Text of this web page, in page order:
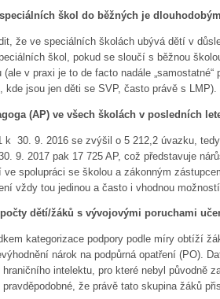
škol do běžných je
že ve speciálních školách ubývá dětí v
škol, pokud se sloučí s běžnou
v praxi je to de facto nadále „samostatné“
kde jsou jen děti se SVP, často právě s LMP).
(AP) ve všech školách v posledních
k 30. 9. 2016 se zvýšil o 5 212,2 úvazku,
9. 2017 pak 17 725 AP, což představuje
spolupráci se školou a zákonným
vždy tou jedinou a často i vhodnou
dětí/žáků s vývojovými poruchami
kategorizace podpory podle míry obtíží
nárok na podpůrná opatření (PO).
intelektu, pro které nebyl původně
že právě tato skupina žáků